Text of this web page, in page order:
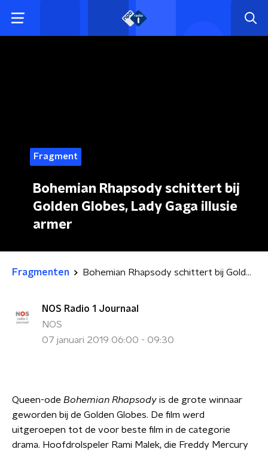
Fragment
Bohemian Rhapsody schittert bij
Golden Globes, Lady Gaga illusie
armer
Fragmenten Bohemian Rhapsody schittert bij Golden Globes, Lady Gaga illusie armer
NOS Radio 1 Journaal
NOS
07 januari 2019 06:00 - 09:30
Queen-ode Bohemian Rhapsody is de grote winnaar
geworden bij de Golden Globes. De film werd
uitgeroepen tot de voor beste film in de categorie
drama. Hoofdrolspeler Rami Malek, die Freddy Mercury